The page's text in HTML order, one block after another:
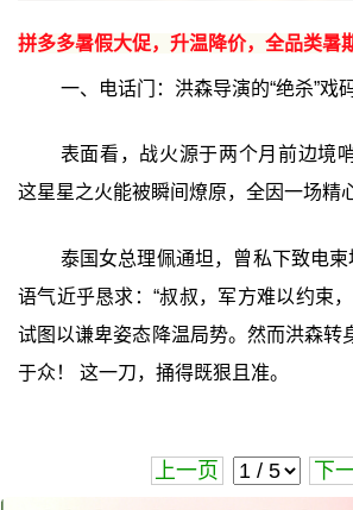
拼多多暑假大促，升温降价，全品类暑
一、电话门：洪森导演的“绝杀”戏
表面看，战火源于两个月前边境
这星星之火能被瞬间燎原，全因一场精
泰国女总理佩通坦，曾私下致电柬
语气近乎恳求：“叔叔，军方难以约束
试图以谦卑姿态降温局势。然而洪森转
于众！ 这一刀，捅得既狠且准。
上一页 下